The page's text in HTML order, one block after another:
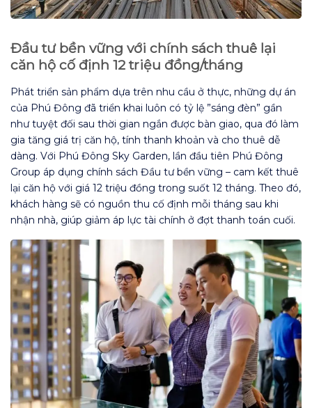
Đầu tư bền vững với chính sách thuê lại
căn hộ cố định 12 triệu đồng/tháng
Phát triển sản phẩm dựa trên nhu cầu ở thực, những dự án
của Phú Đông đã triển khai luôn có tỷ lệ ”sáng đèn” gần
như tuyệt đối sau thời gian ngắn được bàn giao, qua đó làm
gia tăng giá trị căn hộ, tính thanh khoản và cho thuê dễ
dàng. Với Phú Đông Sky Garden, lần đầu tiên Phú Đông
Group áp dụng chính sách Đầu tư bền vững – cam kết thuê
lại căn hộ với giá 12 triệu đồng trong suốt 12 tháng. Theo đó,
khách hàng sẽ có nguồn thu cố định mỗi tháng sau khi
nhận nhà, giúp giảm áp lực tài chính ở đợt thanh toán cuối.